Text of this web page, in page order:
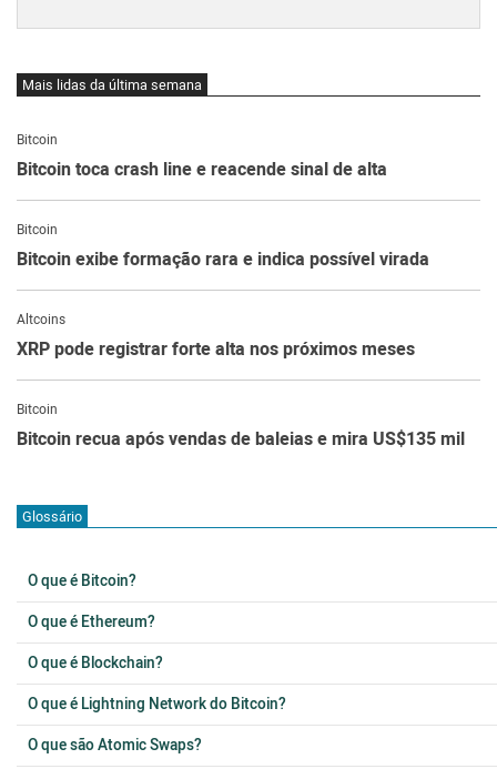
Mais lidas da última semana
Bitcoin
Bitcoin toca crash line e reacende sinal de alta
Bitcoin
Bitcoin exibe formação rara e indica possível virada
Altcoins
XRP pode registrar forte alta nos próximos meses
Bitcoin
Bitcoin recua após vendas de baleias e mira US$135 mil
Glossário
O que é Bitcoin?
O que é Ethereum?
O que é Blockchain?
O que é Lightning Network do Bitcoin?
O que são Atomic Swaps?